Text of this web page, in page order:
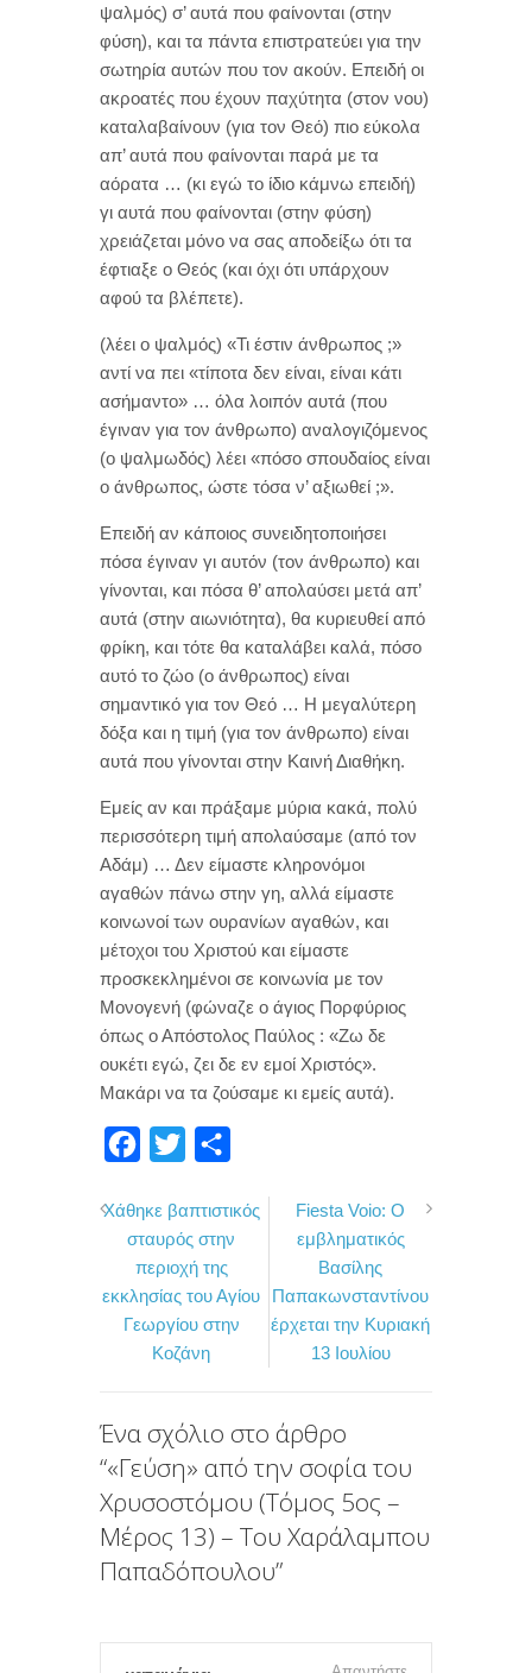
ψαλμός) σ’ αυτά που φαίνονται (στην
φύση), και τα πάντα επιστρατεύει για την
σωτηρία αυτών που τον ακούν. Επειδή οι
ακροατές που έχουν παχύτητα (στον νου)
καταλαβαίνουν (για τον Θεό) πιο εύκολα
απ’ αυτά που φαίνονται παρά με τα
αόρατα … (κι εγώ το ίδιο κάμνω επειδή)
γι αυτά που φαίνονται (στην φύση)
χρειάζεται μόνο να σας αποδείξω ότι τα
έφτιαξε ο Θεός (και όχι ότι υπάρχουν
αφού τα βλέπετε).
(λέει ο ψαλμός) «Τι έστιν άνθρωπος ;»
αντί να πει «τίποτα δεν είναι, είναι κάτι
ασήμαντο» … όλα λοιπόν αυτά (που
έγιναν για τον άνθρωπο) αναλογιζόμενος
(ο ψαλμωδός) λέει «πόσο σπουδαίος είναι
ο άνθρωπος, ώστε τόσα ν’ αξιωθεί ;».
Επειδή αν κάποιος συνειδητοποιήσει
πόσα έγιναν γι αυτόν (τον άνθρωπο) και
γίνονται, και πόσα θ’ απολαύσει μετά απ’
αυτά (στην αιωνιότητα), θα κυριευθεί από
φρίκη, και τότε θα καταλάβει καλά, πόσο
αυτό το ζώο (ο άνθρωπος) είναι
σημαντικό για τον Θεό … Η μεγαλύτερη
δόξα και η τιμή (για τον άνθρωπο) είναι
αυτά που γίνονται στην Καινή Διαθήκη.
Εμείς αν και πράξαμε μύρια κακά, πολύ
περισσότερη τιμή απολαύσαμε (από τον
Αδάμ) … Δεν είμαστε κληρονόμοι
αγαθών πάνω στην γη, αλλά είμαστε
κοινωνοί των ουρανίων αγαθών, και
μέτοχοι του Χριστού και είμαστε
προσκεκλημένοι σε κοινωνία με τον
Μονογενή (φώναζε ο άγιος Πορφύριος
όπως ο Απόστολος Παύλος : «Ζω δε
ουκέτι εγώ, ζει δε εν εμοί Χριστός».
Μακάρι να τα ζούσαμε κι εμείς αυτά).
c
e
b
o
i
t
t
e
r
ι
ρ
α
σ
ί
τ
ε
Χάθηκε βαπτιστικός
σταυρός στην
περιοχή της
εκκλησίας του Αγίου
Γεωργίου στην
Κοζάνη
Fiesta Voio: Ο
εμβληματικός
Βασίλης
Παπακωνσταντίνου
έρχεται την Κυριακή
13 Ιουλίου
Ένα σχόλιο στο άρθρο
“«Γεύση» από την σοφία του
Χρυσοστόμου (Τόμος 5ος –
Μέρος 13) – Του Χαράλαμπου
Παπαδόπουλου”